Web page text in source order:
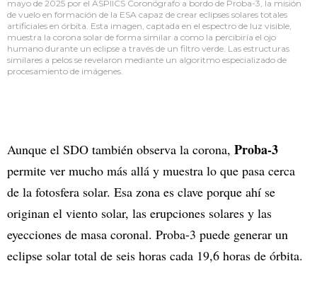
mayo de 2025 por el ASPIICS Coronógrafo a bordo de Proba-3, la misión
de vuelo en formación de la ESA capaz de crear eclipses solares totales
artificiales en órbita. Esta imagen, captada en el espectro de luz visible,
muestra la corona solar de forma similar a como la percibiría el ojo
humano durante un eclipse a través de un filtro verde. Las estructuras
similares a pelos se revelaron mediante un algoritmo especializado de
procesamiento de imágenes.
Aunque el SDO también observa la corona, Proba-3
permite ver mucho más allá y muestra lo que pasa cerca
de la fotosfera solar. Esa zona es clave porque ahí se
originan el viento solar, las erupciones solares y las
eyecciones de masa coronal. Proba-3 puede generar un
eclipse solar total de seis horas cada 19,6 horas de órbita.